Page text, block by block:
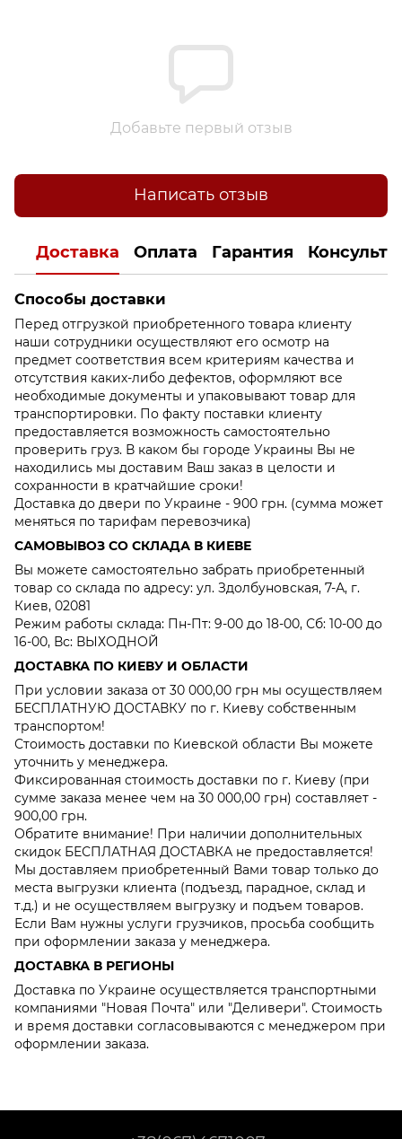
Добавьте первый отзыв
Написать отзыв
Доставка Оплата Гарантия
Способы доставки
Перед отгрузкой приобретенного товара клиенту
наши сотрудники осуществляют его осмотр на
предмет соответствия всем критериям качества и
отсутствия каких-либо дефектов, оформляют все
необходимые документы и упаковывают товар для
транспортировки. По факту поставки клиенту
предоставляется возможность самостоятельно
проверить груз. В каком бы городе Украины Вы не
находились мы доставим Ваш заказ в целости и
сохранности в кратчайшие сроки!
Доставка до двери по Украине - 900 грн. (сумма может
меняться по тарифам перевозчика)
САМОВЫВОЗ СО СКЛАДА В КИЕВЕ
Вы можете самостоятельно забрать приобретенный
товар со склада по адресу: ул. Здолбуновская, 7-А, г.
Киев, 02081
Режим работы склада: Пн-Пт: 9-00 до 18-00, Сб: 10-00 до
16-00, Вс: ВЫХОДНОЙ
ДОСТАВКА ПО КИЕВУ И ОБЛАСТИ
При условии заказа от 30 000,00 грн мы осуществляем
БЕСПЛАТНУЮ ДОСТАВКУ по г. Киеву собственным
транспортом!
Стоимость доставки по Киевской области Вы можете
уточнить у менеджера.
Фиксированная стоимость доставки по г. Киеву (при
сумме заказа менее чем на 30 000,00 грн) составляет -
900,00 грн.
Обратите внимание! При наличии дополнительных
скидок БЕСПЛАТНАЯ ДОСТАВКА не предоставляется!
Мы доставляем приобретенный Вами товар только до
места выгрузки клиента (подъезд, парадное, склад и
т.д.) и не осуществляем выгрузку и подъем товаров.
Если Вам нужны услуги грузчиков, просьба сообщить
при оформлении заказа у менеджера.
ДОСТАВКА В РЕГИОНЫ
Доставка по Украине осуществляется транспортными
компаниями "Новая Почта" или "Деливери". Стоимость
и время доставки согласовываются с менеджером при
оформлении заказа.